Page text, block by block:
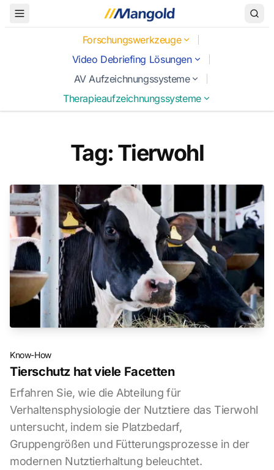
Toggle Menu
Forschungswerkzeuge
Video Debriefing Lösungen
AV Aufzeichnungssysteme
Therapieaufzeichnungssysteme
Tag: Tierwohl
Know-How
Tierschutz hat viele Facetten
Erfahren Sie, wie die Abteilung für
Verhaltensphysiologie der Nutztiere das Tierwohl
untersucht, indem sie Platzbedarf,
Gruppengrößen und Fütterungsprozesse in der
modernen Nutztierhaltung beleuchtet.